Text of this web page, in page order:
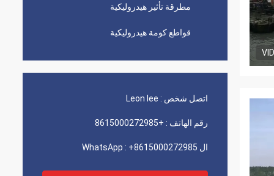
مطرقة تأثير هيدروليكية
قواطع كومة هيدروليكية
اتصل شخص : Leon lee
رقم الهاتف : +8615000272985
ال WhatsApp : +8615000272985